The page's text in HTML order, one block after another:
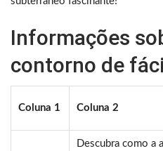
Informações
contorno de
Coluna 1 Coluna 2
Descubra como a